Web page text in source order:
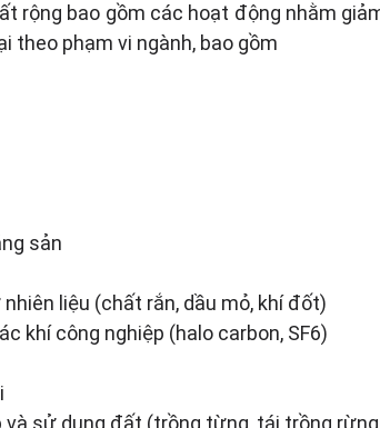
rộng bao gồm các hoạt động nhằm
theo phạm vi ngành, bao gồm
sản
liệu (chất rắn, dầu mỏ, khí đốt)
khí công nghiệp (halo carbon, SF6)
và sử dụng đất (trồng từng, tái trồng